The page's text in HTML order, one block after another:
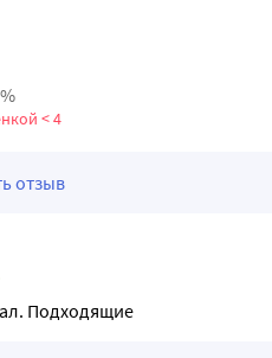
сопротивление тока
покрытие обеспечивают
4 различных вариантов
иглы 4 мм
иглы 5 мм
иглы 6 мм
< 4
отзыв
Подходящие